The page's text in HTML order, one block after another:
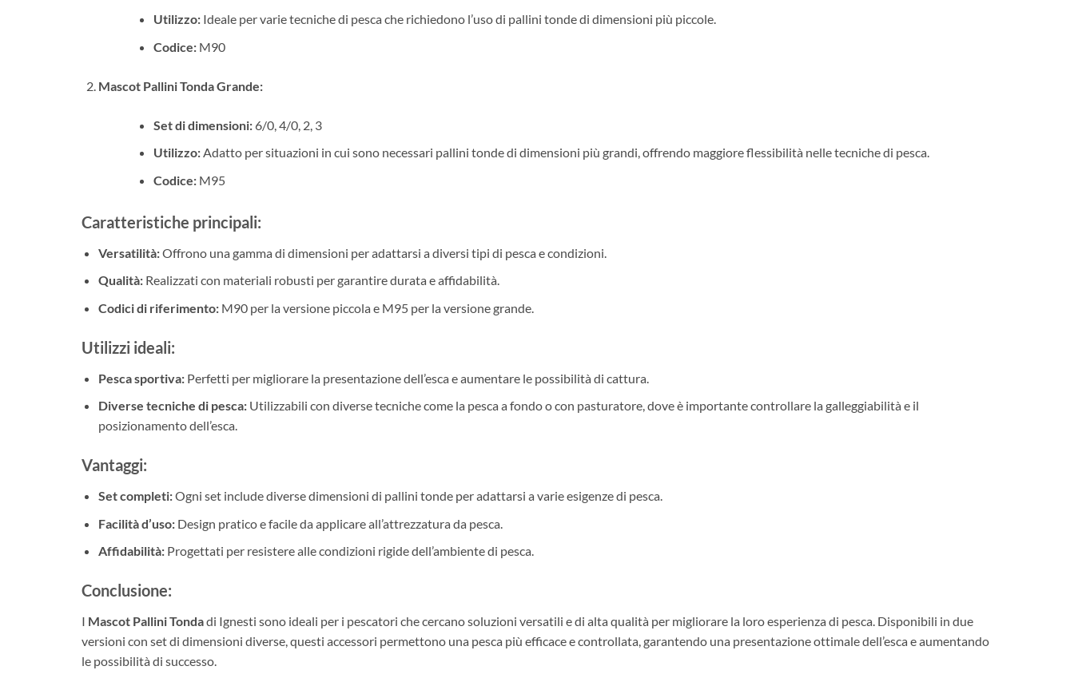
Utilizzo:Ideale per varie tecniche di pesca che richiedono l’uso di pallini tonde di dimensioni più piccole.
Codice:M90
Mascot Pallini Tonda Grande:
Set di dimensioni:6/0, 4/0, 2, 3
Utilizzo:Adatto per situazioni in cui sono necessari pallini tonde di dimensioni più grandi, offrendo maggiore flessibilità nelle tecniche di pesca.
Codice:M95
Caratteristiche principali:
Versatilità:Offrono una gamma di dimensioni per adattarsi a diversi tipi di pesca e condizioni.
Qualità:Realizzati con materiali robusti per garantire durata e affidabilità.
Codici di riferimento:M90 per la versione piccola e M95 per la versione grande.
Utilizzi ideali:
Pesca sportiva:Perfetti per migliorare la presentazione dell’esca e aumentare le possibilità di cattura.
Diverse tecniche di pesca:Utilizzabili con diverse tecniche come la pesca a fondo o con pasturatore, dove è importante controllare la galleggiabilità e il
posizionamento dell’esca.
Vantaggi:
Set completi:Ogni set include diverse dimensioni di pallini tonde per adattarsi a varie esigenze di pesca.
Facilità d’uso:Design pratico e facile da applicare all’attrezzatura da pesca.
Affidabilità:Progettati per resistere alle condizioni rigide dell’ambiente di pesca.
Conclusione:
I Mascot Pallini Tondadi Ignesti sono ideali per i pescatori che cercano soluzioni versatili e di alta qualità per migliorare la loro esperienza di pesca. Disponibili in due
versioni con set di dimensioni diverse, questi accessori permettono una pesca più efficace e controllata, garantendo una presentazione ottimale dell’esca e aumentando
le possibilità di successo.